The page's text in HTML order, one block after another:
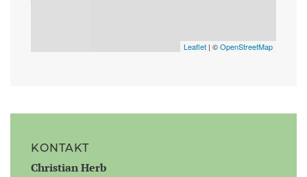
Leaflet | ©OpenStreetMap
KONTAKT
ChristianHerb